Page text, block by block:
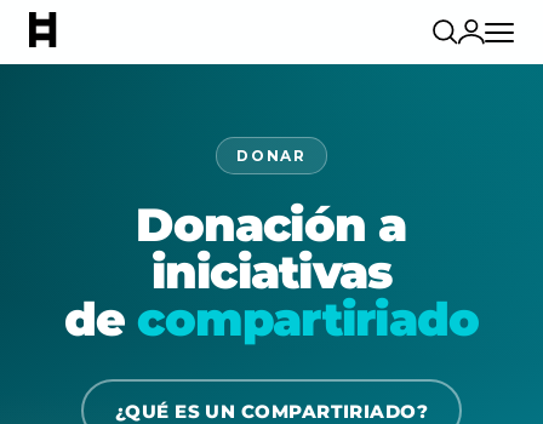
DONAR
Donación a
iniciativas
de compartiriado
¿QUÉ ES UN COMPARTIRIADO?